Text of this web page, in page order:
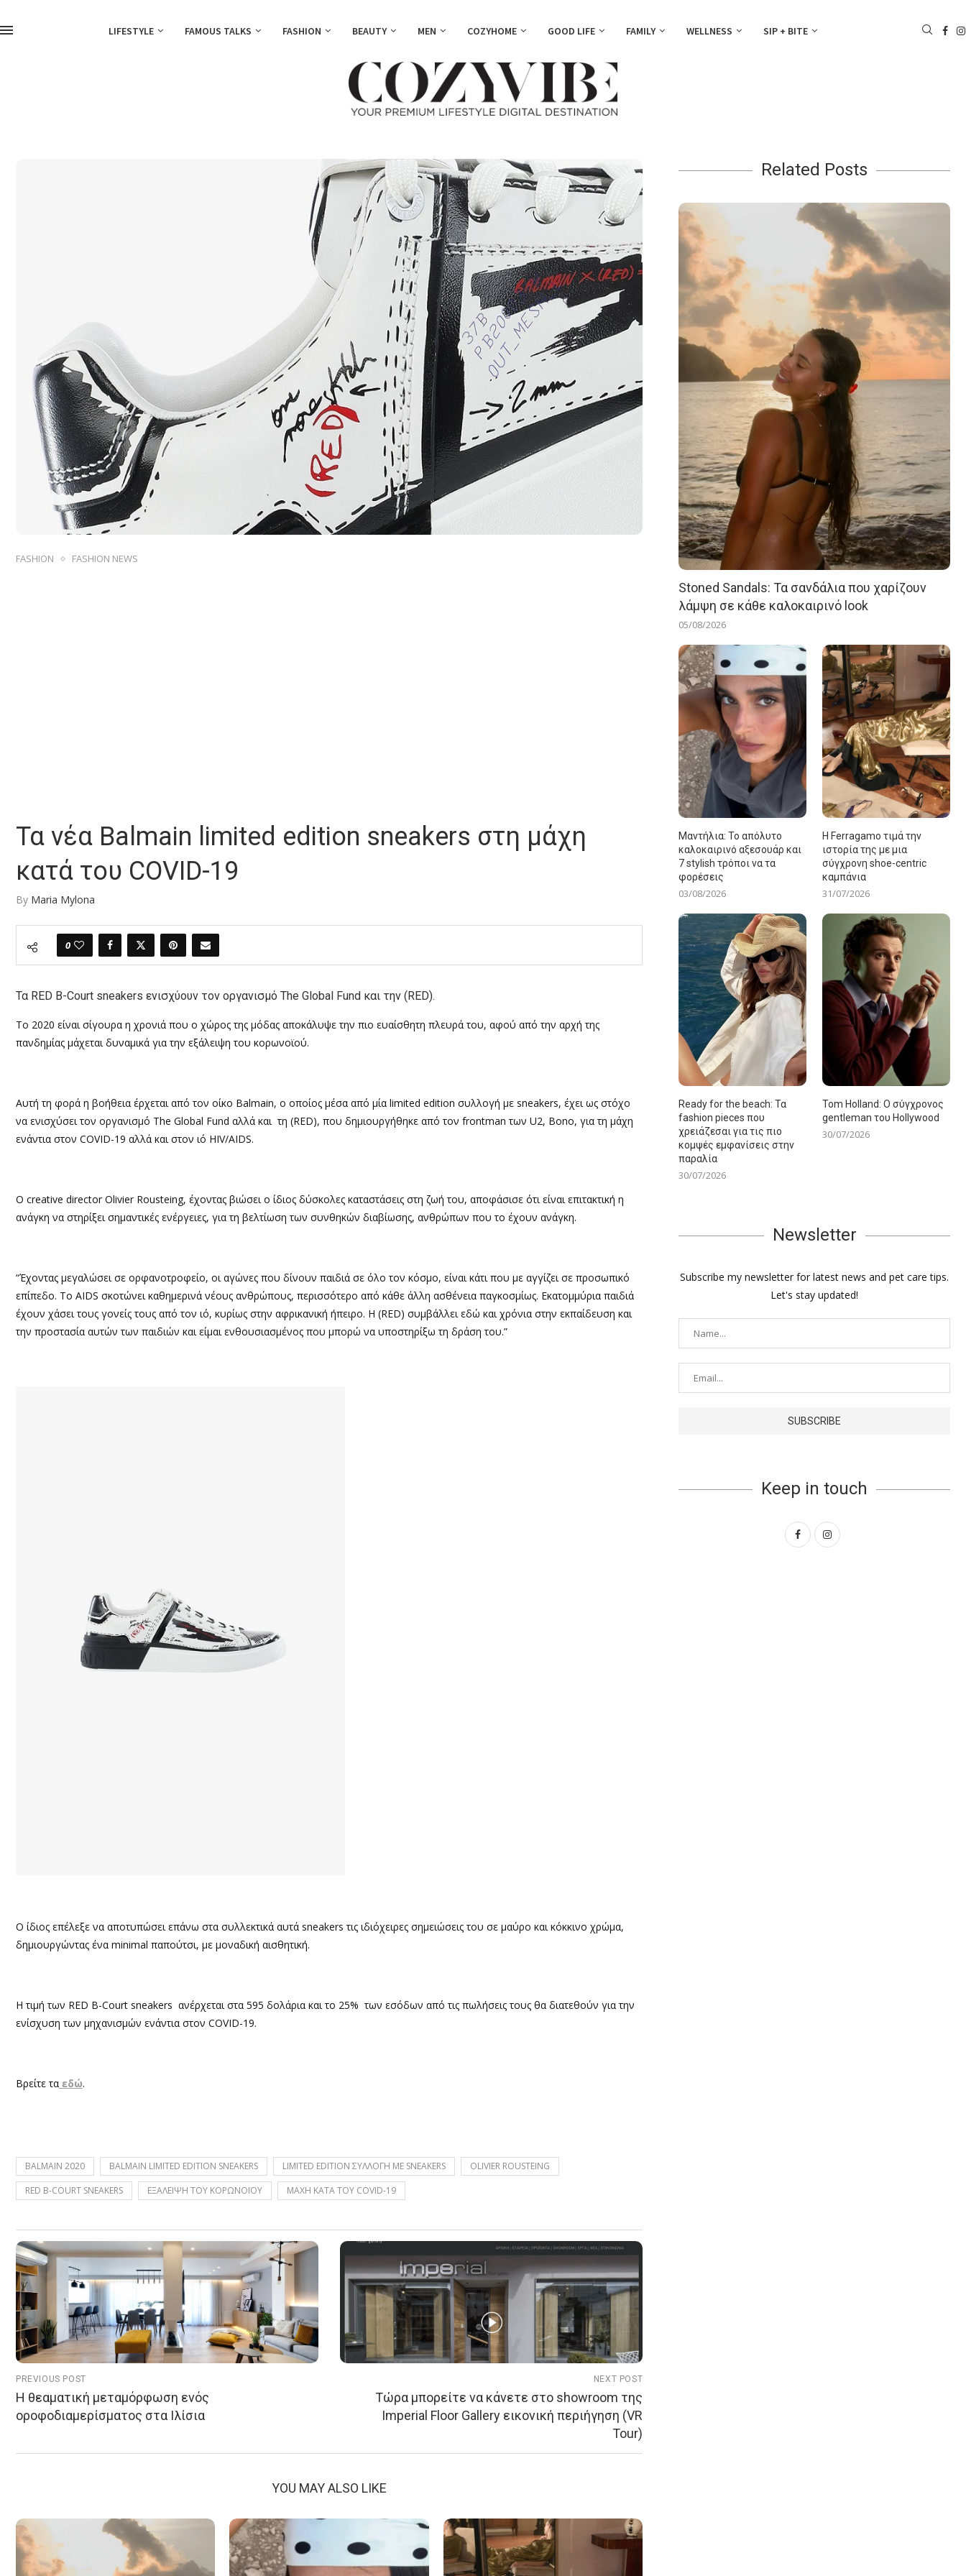
LIFESTYLE FAMOUS TALKS FASHION BEAUTY MEN COZYHOME GOOD LIFE FAMILY WELLNESS SIP + BITE
FASHION FASHION NEWS
Τα νέα Balmain limited edition sneakers στη μάχη
κατά του COVID-19
By Maria Mylona
0
Τα RED B-Court sneakers ενισχύουν τον οργανισμό The Global Fund και την (RED).
Το 2020 είναι σίγουρα η χρονιά που ο χώρος της μόδας αποκάλυψε την πιο ευαίσθητη πλευρά του, αφού από την αρχή της
πανδημίας μάχεται δυναμικά για την εξάλειψη του κορωνοϊού.
Αυτή τη φορά η βοήθεια έρχεται από τον οίκο Balmain, ο οποίος μέσα από μία limited edition συλλογή με sneakers, έχει ως στόχο
να ενισχύσει τον οργανισμό The Global Fund αλλά και τη (RED), που δημιουργήθηκε από τον frontman των U2, Bono, για τη μάχη
ενάντια στον COVID-19 αλλά και στον ιό HIV/AIDS.
Ο creative director Olivier Rousteing, έχοντας βιώσει ο ίδιος δύσκολες καταστάσεις στη ζωή του, αποφάσισε ότι είναι επιτακτική η
ανάγκη να στηρίξει σημαντικές ενέργειες, για τη βελτίωση των συνθηκών διαβίωσης, ανθρώπων που το έχουν ανάγκη.
“Έχοντας μεγαλώσει σε ορφανοτροφείο, οι αγώνες που δίνουν παιδιά σε όλο τον κόσμο, είναι κάτι που με αγγίζει σε προσωπικό
επίπεδο. Το AIDS σκοτώνει καθημερινά νέους ανθρώπους, περισσότερο από κάθε άλλη ασθένεια παγκοσμίως. Εκατομμύρια παιδιά
έχουν χάσει τους γονείς τους από τον ιό, κυρίως στην αφρικανική ήπειρο. Η (RED) συμβάλλει εδώ και χρόνια στην εκπαίδευση και
την προστασία αυτών των παιδιών και είμαι ενθουσιασμένος που μπορώ να υποστηρίξω τη δράση του.”
Ο ίδιος επέλεξε να αποτυπώσει επάνω στα συλλεκτικά αυτά sneakers τις ιδιόχειρες σημειώσεις του σε μαύρο και κόκκινο χρώμα,
δημιουργώντας ένα minimal παπούτσι, με μοναδική αισθητική.
Η τιμή των RED B-Court sneakers ανέρχεται στα 595 δολάρια και το 25% των εσόδων από τις πωλήσεις τους θα διατεθούν για την
ενίσχυση των μηχανισμών ενάντια στον COVID-19.
Βρείτε τα εδώ.
BALMAIN 2020 BALMAIN LIMITED EDITION SNEAKERS LIMITED EDITION ΣΥΛΛΟΓΗ ΜΕ SNEAKERS
OLIVIER ROUSTEING
RED B-COURT SNEAKERS
ΕΞΑΛΕΙΨΗ ΤΟΥ ΚΟΡΩΝΟΪΟΥ ΜΑΧΗ ΚΑΤΑ ΤΟΥ COVID-19
PREVIOUS POST
Η θεαματική μεταμόρφωση ενός
οροφοδιαμερίσματος στα Ιλίσια
NEXT POST
Τώρα μπορείτε να κάνετε στο showroom της
Imperial Floor Gallery εικονική περιήγηση (VR
Tour)
YOU MAY ALSO LIKE
Related Posts
Stoned Sandals: Τα σανδάλια που χαρίζουν
λάμψη σε κάθε καλοκαιρινό look
05/08/2026
Μαντήλια: Το απόλυτο
καλοκαιρινό αξεσουάρ και
7 stylish τρόποι να τα
φορέσεις
03/08/2026
Η Ferragamo τιμά την
ιστορία της με μια
σύγχρονη shoe-centric
καμπάνια
31/07/2026
Ready for the beach: Τα
fashion pieces που
χρειάζεσαι για τις πιο
κομψές εμφανίσεις στην
παραλία
30/07/2026
Tom Holland: Ο σύγχρονος
gentleman του Hollywood
30/07/2026
Newsletter
Subscribe my newsletter for latest news and pet care tips.
Let's stay updated!
Keep in touch